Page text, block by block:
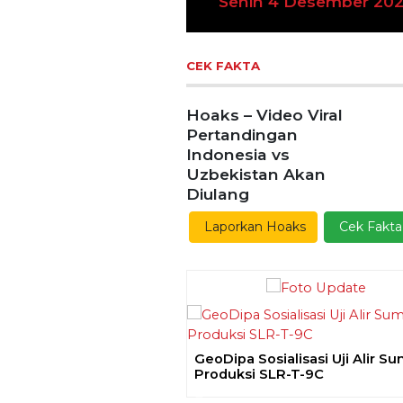
Ekoran Serikat News,
Kamis 9 November
Previous